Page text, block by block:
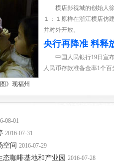
》现福州
横店影视城的创始人
１：１原样在浙江横店仿
并对外开放。
央行再降准 料释
中国人民银行19日宣
人民币存款准备金率1个百
08-01
2016-07-31
空间 2016-07-29
咖啡基地和产业园 2016-07-28